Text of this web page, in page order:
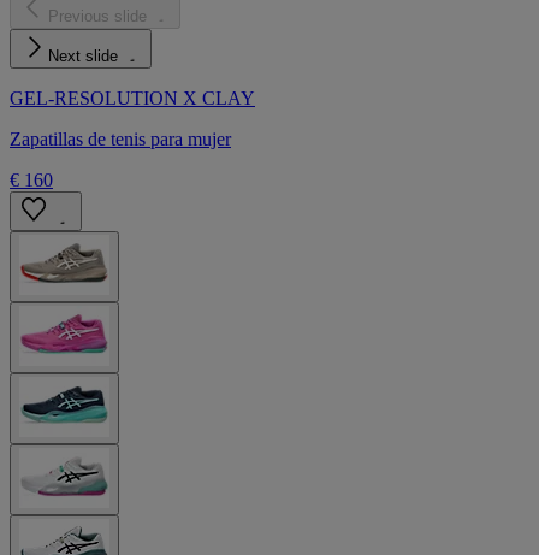
Previous slide
Next slide
GEL-RESOLUTION X CLAY
Zapatillas de tenis para mujer
€ 160